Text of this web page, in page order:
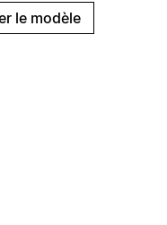
le modèle